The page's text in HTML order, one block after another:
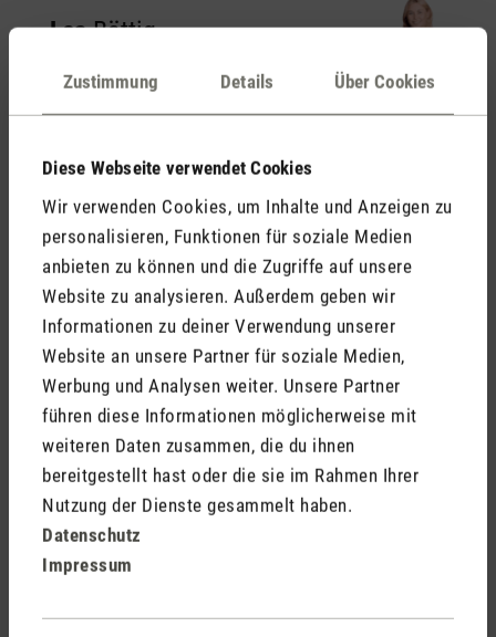
Zustimmung Details Über Cookies
Diese Webseite verwendet Cookies
Wir verwenden Cookies, um Inhalte und Anzeigen zu
personalisieren, Funktionen für soziale Medien
anbieten zu können und die Zugriffe auf unsere
Website zu analysieren. Außerdem geben wir
Informationen zu deiner Verwendung unserer
Website an unsere Partner für soziale Medien,
Werbung und Analysen weiter. Unsere Partner
führen diese Informationen möglicherweise mit
weiteren Daten zusammen, die du ihnen
bereitgestellt hast oder die sie im Rahmen Ihrer
Nutzung der Dienste gesammelt haben.
Datenschutz
Impressum
LeaBättig
MartinStadler
Gründer, Verwaltungsrat und CEO
MelanieGauderon
After Sales Service